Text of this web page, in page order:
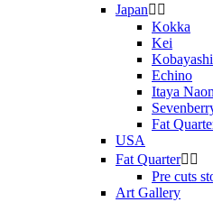
Japan 
Kokka
Kei
Kobayashi
Echino
Itaya
Fat
USA
Fat Quarter 
Pre cuts
Art Gallery